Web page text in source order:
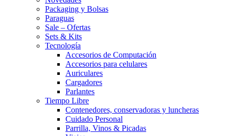
Packaging y Bolsas
Paraguas
Sale – Ofertas
Sets & Kits
Tecnología
Accesorios de Computación
Accesorios para celulares
Auriculares
Cargadores
Parlantes
Tiempo Libre
Contenedores, conservadoras y luncheras
Cuidado Personal
Parrilla, Vinos & Picadas